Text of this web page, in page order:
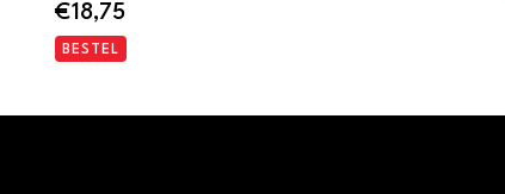
€18,75
BESTEL